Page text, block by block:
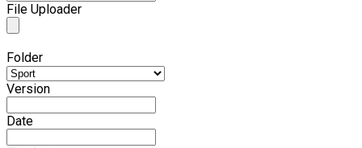
File Uploader
Folder
Version
Date